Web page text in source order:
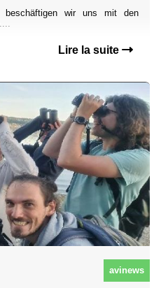
beschäftigen wir uns mit den
Lire la suite
avinews